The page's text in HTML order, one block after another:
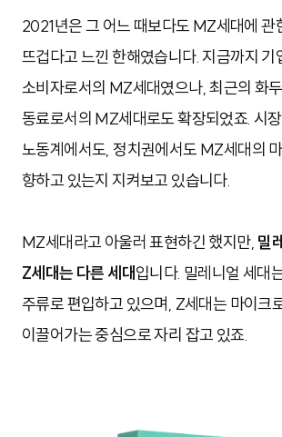
2021년은 그 어느 때보다도 MZ세대에 관
뜨겁다고 느낀 한해였습니다. 지금까지 기
소비자로서의 MZ세대였으나, 최근의 화
동료로서의 MZ세대로도 확장되었죠. 시
노동계에서도, 정치권에서도 MZ세대의
향하고 있는지 지켜보고 있습니다.
MZ세대라고 아울러 표현하긴 했지만, 밀
Z세대는 다른 세대입니다. 밀레니얼 세대
주류로 편입하고 있으며, Z세대는 마이크
이끌어가는 중심으로 자리 잡고 있죠.